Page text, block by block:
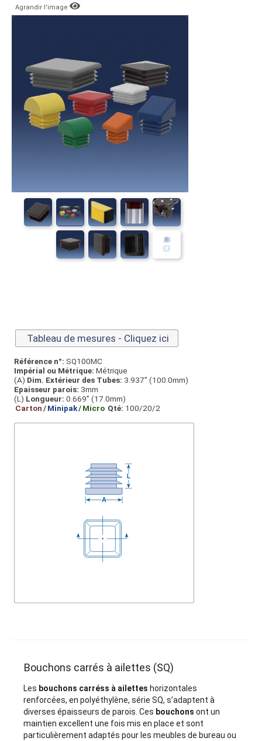
Agrandir l'image
Tableau de mesures - Cliquez ici
Référence n°: SQ100MC
Impérial ou Métrique: Métrique
(A) Dim. Extérieur des Tubes: 3.937” (100.0mm)
Epaisseur parois: 3mm
(L) Longueur: 0.669” (17.0mm)
Carton/Minipak/Micro Qté: 100/20/2
Bouchons carrés à ailettes (SQ)
Les bouchons carréss à ailettes horizontales
renforcées, en polyéthylène, série SQ, s’adaptent à
diverses épaisseurs de parois. Ces bouchons ont un
maintien excellent une fois mis en place et sont
particulièrement adaptés pour les meubles de bureau ou